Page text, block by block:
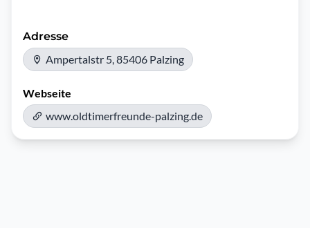
Adresse
Ampertalstr 5, 85406 Palzing
Webseite
www.oldtimerfreunde-palzing.de